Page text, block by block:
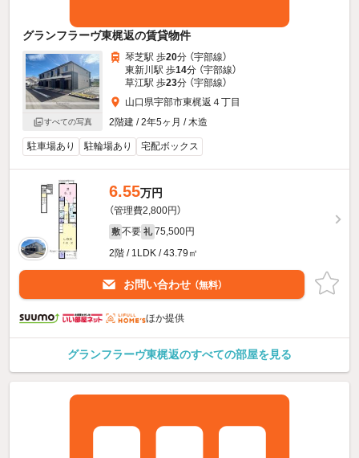
グランフラーヴ東梶返の賃貸物件
すべての写真
琴芝駅 歩20分 （宇部線）
東新川駅 歩14分 （宇部線）
草江駅 歩23分 （宇部線）
山口県宇部市東梶返４丁目
2階建 / 2年5ヶ月 / 木造
駐車場あり 駐輪場あり 宅配ボックス
6.55万円
（管理費2,800円）
敷 不要 礼 75,500円
2階 / 1LDK / 43.79㎡
お問い合わせ （無料）
ほか提供
グランフラーヴ東梶返のすべての部屋を見る